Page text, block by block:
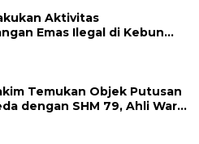
Aktivitas
Emas Ilegal di Kebun
Temukan Objek Putusan
dengan SHM 79, Ahli Waris